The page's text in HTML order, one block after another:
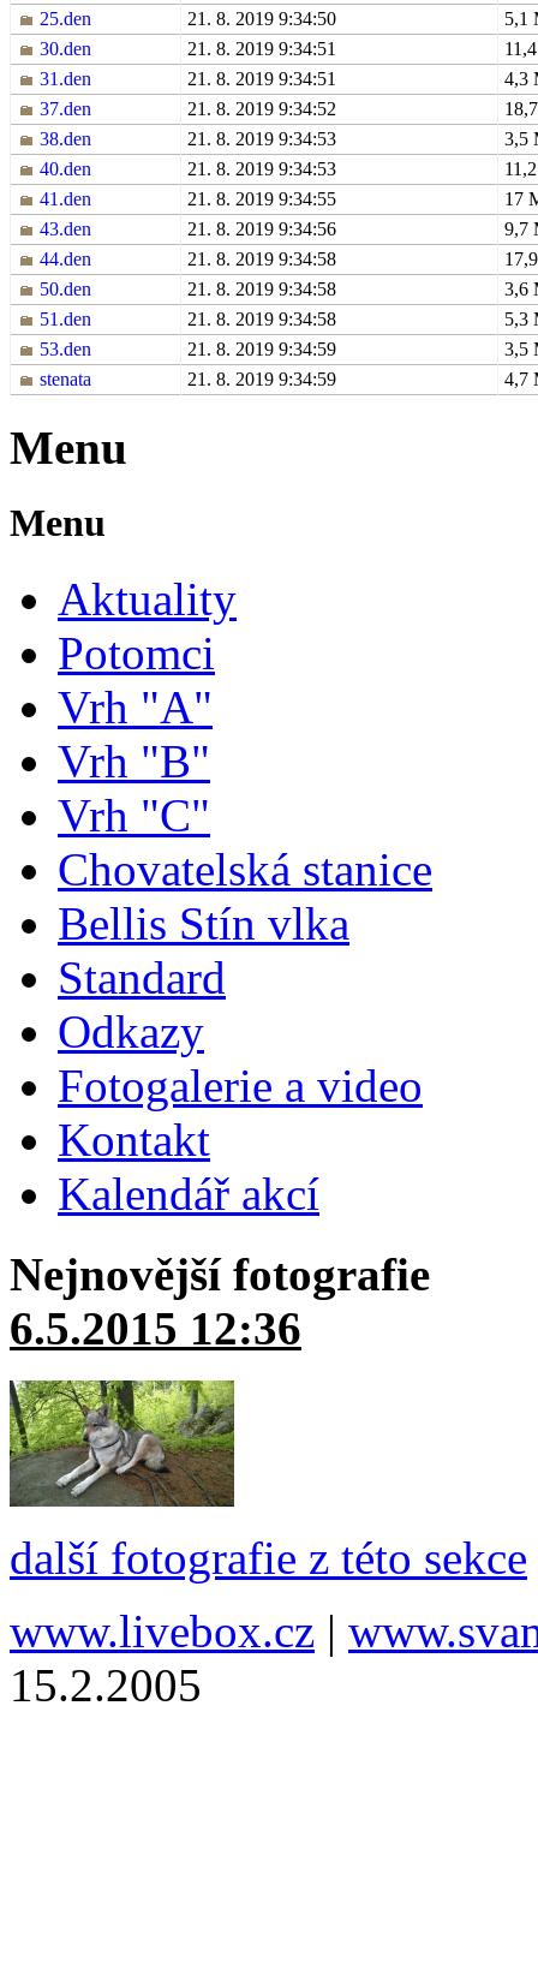
25.den
21. 8. 2019 9:34:50
5,1
30.den
21. 8. 2019 9:34:51
31.den
21. 8. 2019 9:34:51
4,3
37.den
21. 8. 2019 9:34:52
38.den
21. 8. 2019 9:34:53
3,5
40.den
21. 8. 2019 9:34:53
41.den
21. 8. 2019 9:34:55
17
43.den
21. 8. 2019 9:34:56
9,7
44.den
21. 8. 2019 9:34:58
50.den
21. 8. 2019 9:34:58
3,6
51.den
21. 8. 2019 9:34:58
5,3
53.den
21. 8. 2019 9:34:59
3,5
stenata
21. 8. 2019 9:34:59 4,7
Menu
Menu
Aktuality
Potomci
Vrh "A"
Vrh "B"
Vrh "C"
Chovatelská stanice
Bellis Stín vlka
Standard
Odkazy
Fotogalerie a video
Kontakt
Kalendář akcí
Nejnovější fotografie
6.5.2015 12:36
další fotografie z této sekce
www.livebox.cz |
15.2.2005